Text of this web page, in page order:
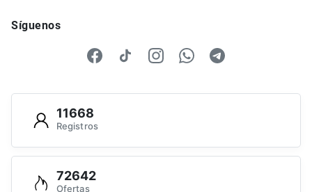
Síguenos
11668
Registros
72642
Ofertas